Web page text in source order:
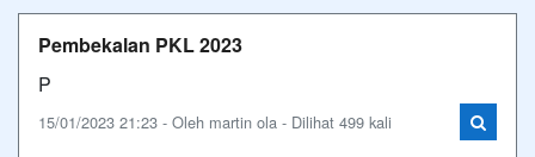
Pembekalan PKL 2023
P
15/01/2023 21:23 - Oleh martin ola - Dilihat 499 kali